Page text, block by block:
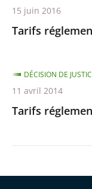
Tarifs
15 juin 2016
Tarifs
DÉCISION DE
11 avril 2014